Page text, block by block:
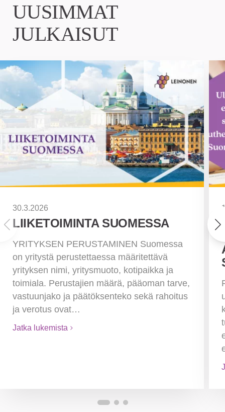
UUSIMMAT
JULKAISUT
30.3.2026
LIIKETOIMINTA SUOMESSA
YRITYKSEN PERUSTAMINEN Suomessa
on yritystä perustettaessa määritettävä
yrityksen nimi, yritysmuoto, kotipaikka ja
toimiala. Perustajien määrä, pääoman tarve,
vastuunjako ja päätöksenteko sekä rahoitus
ja verotus ovat…
Jatka lukemista